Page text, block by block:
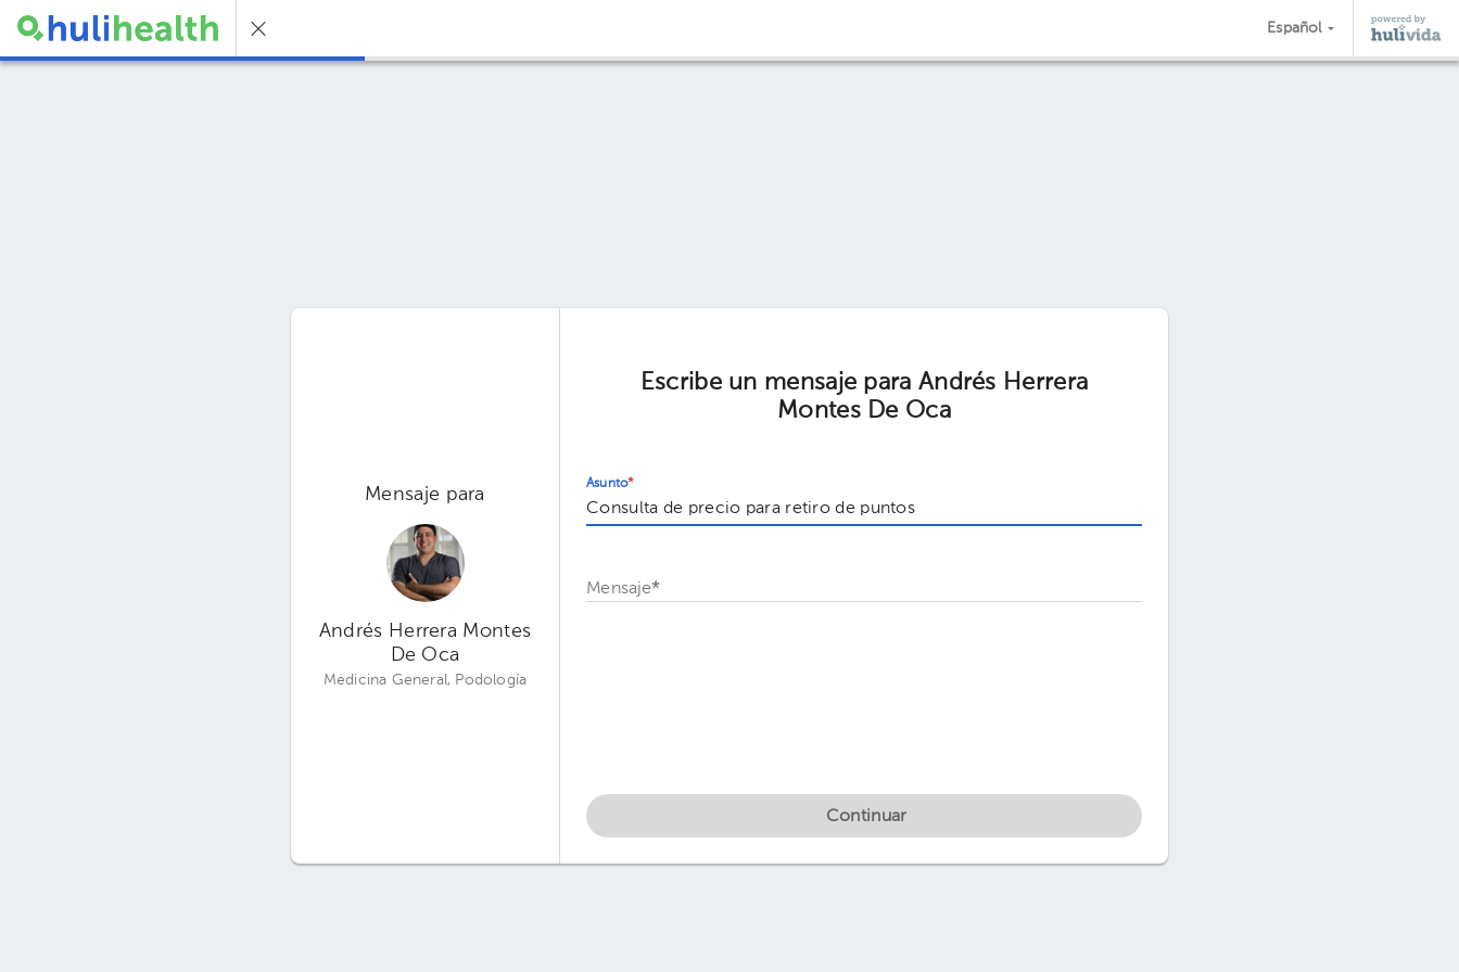
Español
Mensaje para
Andrés Herrera Montes
De Oca
Medicina General, Podología
Escribe un mensaje para Andrés Herrera
Montes De Oca
Asunto*
Mensaje*
Continuar